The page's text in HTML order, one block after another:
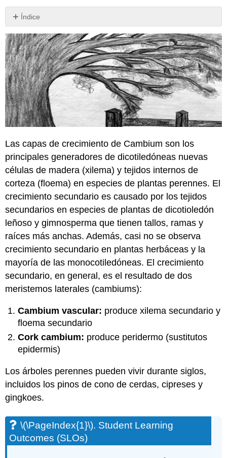
Índice
(\PageIndex{1}\).
Student
Learning
Outcomes
(SLOs)
\
(\PageIndex{2}\).
Big
Picture
(\PageIndex{3}\).
Vocabulary
and
Concepts
\
(\PageIndex{4}\).
Test
Your
Knowledge
\
(\PageIndex{5}\).
Can
Spot
Plants?
\
(\PageIndex{6}\).
Check
Your
Las capas de crecimiento de Cambium son los
principales generadores de dicotiledóneas nuevas
células de madera (xilema) y tejidos internos de
corteza (floema) en especies de plantas perennes. El
crecimiento secundario es causado por los tejidos
secundarios en especies de plantas de dicotioledón
leñoso y gimnosperma que tienen tallos, ramas y
raíces más anchas. Además, casi no se observa
crecimiento secundario en plantas herbáceas y la
mayoría de las monocotiledóneas. El crecimiento
secundario, en general, es el resultado de dos
meristemos laterales (cambiums):
Cambium vascular: produce xilema secundario y
floema secundario
Cork cambium: produce peridermo (sustitutos
epidermis)
Los árboles perennes pueden vivir durante siglos,
incluidos los pinos de cono de cerdas, cipreses y
gingkoes.
\(\PageIndex{1}\). Student Learning
Outcomes (SLOs)